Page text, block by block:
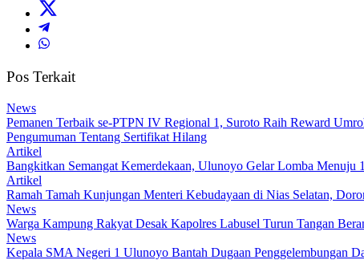
Pos Terkait
News
Pemanen Terbaik se-PTPN IV Regional 1, Suroto Raih Reward
Pengumuman Tentang Sertifikat Hilang
Artikel
Bangkitkan Semangat Kemerdekaan, Ulunoyo Gelar Lomba Menuju
Artikel
Ramah Tamah Kunjungan Menteri Kebudayaan di Nias Selatan,
News
Warga Kampung Rakyat Desak Kapolres Labusel Turun Tangan
News
Kepala SMA Negeri 1 Ulunoyo Bantah Dugaan Penggelembungan